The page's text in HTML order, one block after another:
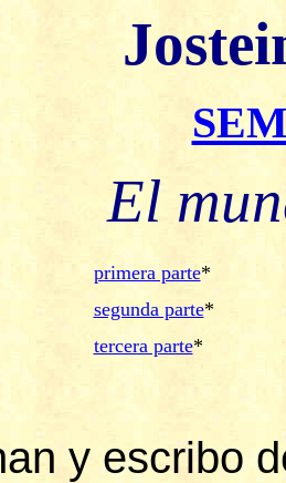
El
primera parte*
segunda parte*
tercera parte*
y escribo